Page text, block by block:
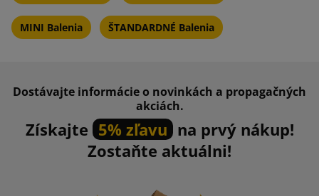
MINI Balenia ŠTANDARDNÉ Balenia
Dostávajte informácie o novinkách a propagačných
akciách.
Získajte 5% zľavu na prvý nákup!
Zostaňte aktuálni!